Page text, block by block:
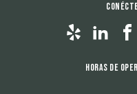
Horas de